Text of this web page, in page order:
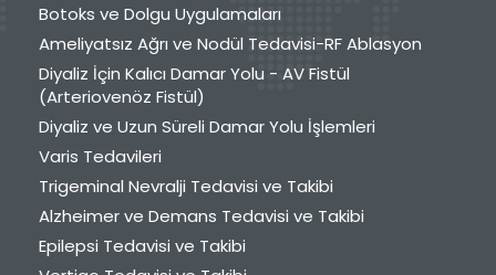
Botoks ve Dolgu Uygulamaları
Ameliyatsız Ağrı ve Nodül Tedavisi-RF Ablasyon
Diyaliz İçin Kalıcı Damar Yolu - AV Fistül
(Arteriovenöz Fistül)
Diyaliz ve Uzun Süreli Damar Yolu İşlemleri
Varis Tedavileri
Trigeminal Nevralji Tedavisi ve Takibi
Alzheimer ve Demans Tedavisi ve Takibi
Epilepsi Tedavisi ve Takibi